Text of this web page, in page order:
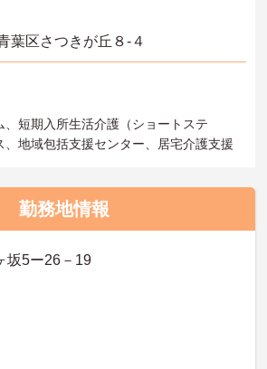
葉区さつきが丘８-４
、短期入所生活介護（ショートステ
、地域包括支援センター、居宅介護支援
勤務地情報
坂5ー26－19